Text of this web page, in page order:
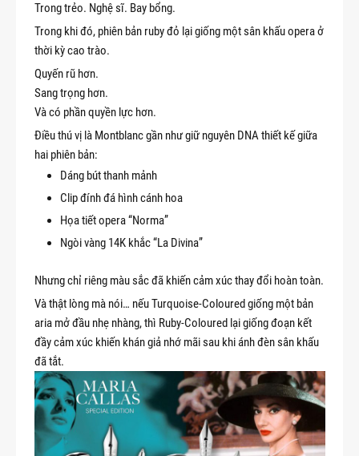
Trong trẻo. Nghệ sĩ. Bay bổng.
Trong khi đó, phiên bản ruby đỏ lại giống một sân khấu opera ở
thời kỳ cao trào.
Quyến rũ hơn.
Sang trọng hơn.
Và có phần quyền lực hơn.
Điều thú vị là Montblanc gần như giữ nguyên DNA thiết kế giữa
hai phiên bản:
Dáng bút thanh mảnh
Clip đính đá hình cánh hoa
Họa tiết opera “Norma”
Ngòi vàng 14K khắc “La Divina”
Nhưng chỉ riêng màu sắc đã khiến cảm xúc thay đổi hoàn toàn.
Và thật lòng mà nói… nếu Turquoise-Coloured giống một bản
aria mở đầu nhẹ nhàng, thì Ruby-Coloured lại giống đoạn kết
đầy cảm xúc khiến khán giả nhớ mãi sau khi ánh đèn sân khấu
đã tắt.